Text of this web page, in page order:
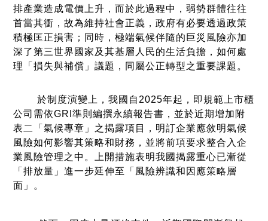
排產業造成電價上升，而於此過程中，弱勢群體往往
首當其衝，故為維持社會正義，政府有必要透過政策
積極匡正損害；同時，極端氣候伴隨的巨災風險亦加
深了第三世界國家及其基層人民的生活負擔，如何處
理「損失與補償」議題，同屬公正轉型之重要課題。
於制度演變上，我國自2025年起，即規範上市櫃
公司需依GRI準則編撰永續報告書，並於近期增加附
表二「氣候專章」之揭露項目，明訂企業應敘明氣候
風險如何影響其策略和財務，並將前項要求整合入企
業風險管理之中。上開措施表明我國揭露重心已漸從
「排放量」進一步延伸至「風險辨識和因應策略層
面」。